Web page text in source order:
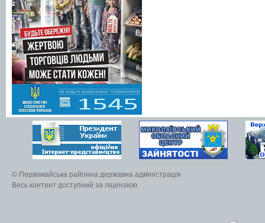
© Первомайська районна державна адміністрація
Весь контент доступний за ліцензією